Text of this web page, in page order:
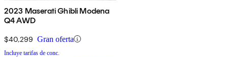
2023 Maserati Ghibli Modena
Q4 AWD
$40,299 Gran oferta
Incluye tarifas de conc.